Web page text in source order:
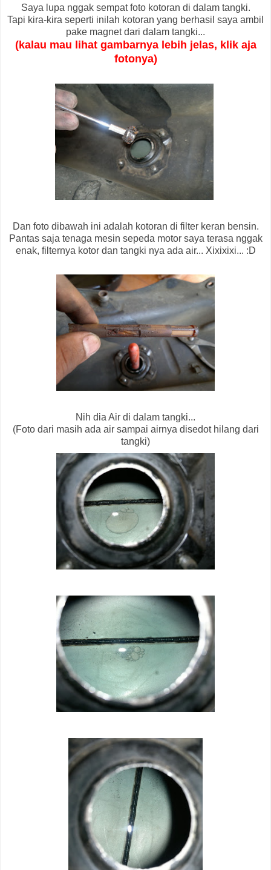
Saya lupa nggak sempat foto kotoran di dalam tangki.
Tapi kira-kira seperti inilah kotoran yang berhasil saya ambil
pake magnet dari dalam tangki...
(kalau mau lihat gambarnya lebih jelas, klik aja
fotonya)
Dan foto dibawah ini adalah kotoran di filter keran bensin.
Pantas saja tenaga mesin sepeda motor saya terasa nggak
enak, filternya kotor dan tangki nya ada air... Xixixixi... :D
Nih dia Air di dalam tangki...
(Foto dari masih ada air sampai airnya disedot hilang dari
tangki)